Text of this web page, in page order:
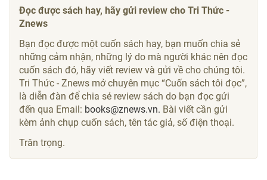
Đọc được sách hay, hãy gửi review cho Tri Thức -
Znews
Bạn đọc được một cuốn sách hay, bạn muốn chia sẻ
những cảm nhận, những lý do mà người khác nên đọc
cuốn sách đó, hãy viết review và gửi về cho chúng tôi.
Tri Thức - Znews mở chuyên mục “Cuốn sách tôi đọc”,
là diễn đàn để chia sẻ review sách do bạn đọc gửi
đến qua Email: books@znews.vn. Bài viết cần gửi
kèm ảnh chụp cuốn sách, tên tác giả, số điện thoại.
Trân trọng.